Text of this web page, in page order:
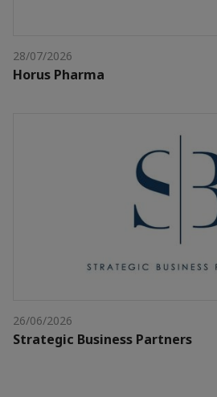
28/07/2026
Horus Pharma
26/06/2026
Strategic Business Partners